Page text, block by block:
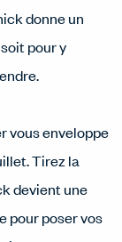
donne un
pour y
vous enveloppe
Tirez la
devient une
pour poser vos